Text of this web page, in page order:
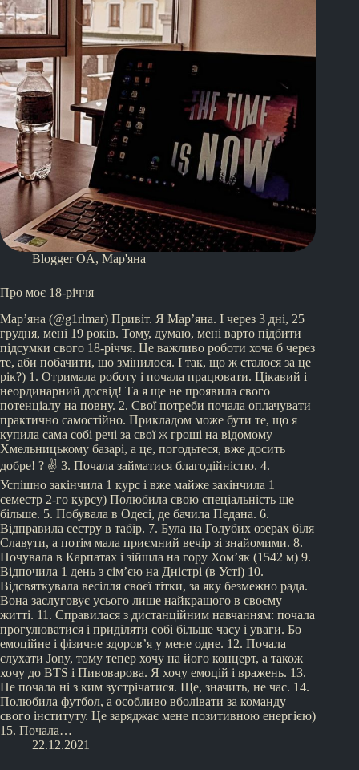
Blogger OA, Мар'яна
Про моє 18-річчя
Мар’яна (@g1rlmar) Привіт. Я Мар’яна. І через 3 дні, 25
грудня, мені 19 років. Тому, думаю, мені варто підбити
підсумки свого 18-річчя. Це важливо роботи хоча б через
те, аби побачити, що змінилося. І так, що ж сталося за це
рік?) 1. Отримала роботу і почала працювати. Цікавий і
неординарний досвід! Та я ще не проявила свого
потенціалу на повну. 2. Свої потреби почала оплачувати
практично самостійно. Прикладом може бути те, що я
купила сама собі речі за свої ж гроші на відомому
Хмельницькому базарі, а це, погодьтеся, вже досить
добре! ? ✌️ 3. Почала займатися благодійністю. 4.
Успішно закінчила 1 курс і вже майже закінчила 1
семестр 2-го курсу) Полюбила свою спеціальність ще
більше. 5. Побувала в Одесі, де бачила Педана. 6.
Відправила сестру в табір. 7. Була на Голубих озерах біля
Славути, а потім мала приємний вечір зі знайомими. 8.
Ночувала в Карпатах і зійшла на гору Хом’як (1542 м) 9.
Відпочила 1 день з сім’єю на Дністрі (в Усті) 10.
Відсвяткувала весілля своєї тітки, за яку безмежно рада.
Вона заслуговує усього лише найкращого в своєму
житті. 11. Справилася з дистанційним навчанням: почала
прогулюватися і приділяти собі більше часу і уваги. Бо
емоційне і фізичне здоров’я у мене одне. 12. Почала
слухати Jony, тому тепер хочу на його концерт, а також
хочу до BTS і Пивоварова. Я хочу емоцій і вражень. 13.
Не почала ні з ким зустрічатися. Ще, значить, не час. 14.
Полюбила футбол, а особливо вболівати за команду
свого інституту. Це заряджає мене позитивною енергією)
15. Почала…
22.12.2021